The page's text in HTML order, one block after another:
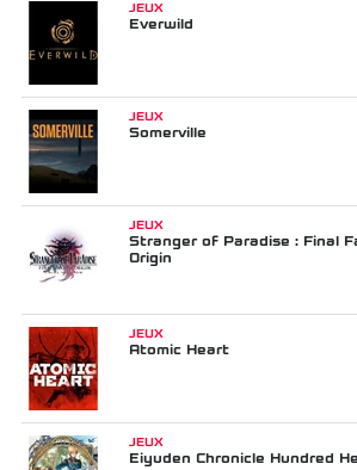
JEUX
Everwild
JEUX
Somerville
JEUX
Stranger of Paradise : Final
Origin
JEUX
Atomic Heart
JEUX
Eiyuden Chronicle Hundred